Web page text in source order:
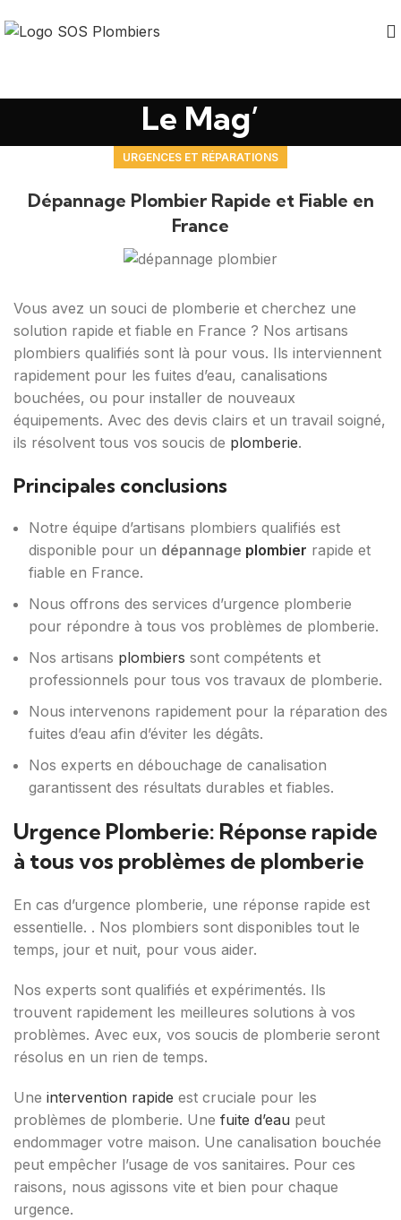
Le Mag’
URGENCES ET RÉPARATIONS
Dépannage Plombier Rapide et Fiable en
France
Vous avez un souci de plomberie et cherchez une
solution rapide et fiable en France ? Nos artisans
plombiers qualifiés sont là pour vous. Ils interviennent
rapidement pour les fuites d’eau, canalisations
bouchées, ou pour installer de nouveaux
équipements. Avec des devis clairs et un travail soigné,
ils résolvent tous vos soucis de plomberie.
Principales conclusions
Notre équipe d’artisans plombiers qualifiés est
disponible pour un dépannage plombier rapide et
fiable en France.
Nous offrons des services d’urgence plomberie
pour répondre à tous vos problèmes de plomberie.
Nos artisans plombiers sont compétents et
professionnels pour tous vos travaux de plomberie.
Nous intervenons rapidement pour la réparation des
fuites d’eau afin d’éviter les dégâts.
Nos experts en débouchage de canalisation
garantissent des résultats durables et fiables.
Urgence Plomberie: Réponse rapide
à tous vos problèmes de plomberie
En cas d’urgence plomberie, une réponse rapide est
essentielle. . Nos plombiers sont disponibles tout le
temps, jour et nuit, pour vous aider.
Nos experts sont qualifiés et expérimentés. Ils
trouvent rapidement les meilleures solutions à vos
problèmes. Avec eux, vos soucis de plomberie seront
résolus en un rien de temps.
Une intervention rapide est cruciale pour les
problèmes de plomberie. Une fuite d’eau peut
endommager votre maison. Une canalisation bouchée
peut empêcher l’usage de vos sanitaires. Pour ces
raisons, nous agissons vite et bien pour chaque
urgence.